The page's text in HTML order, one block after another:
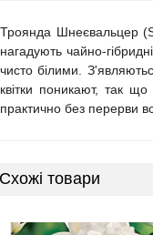
Троянда Шнеєвальцер
нагадують чайно-
чисто білими.
квітки поникают, так
практично без перерви
Схожі товари